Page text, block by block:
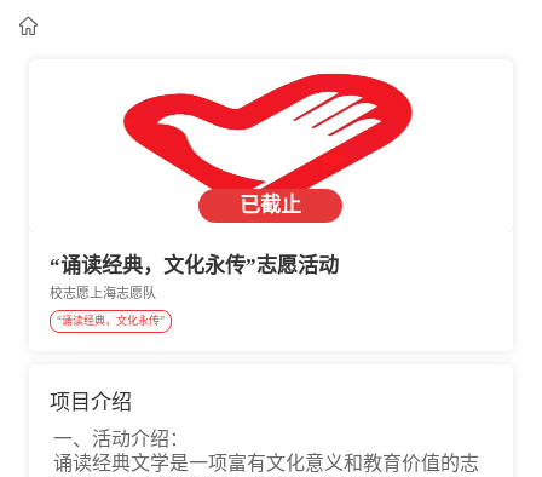

已截止
“诵读经典，文化永传”志愿活动
校志愿上海志愿队
“诵读经典，文化永传”
项目介绍
一、活动介绍：
诵读经典文学是一项富有文化意义和教育价值的志